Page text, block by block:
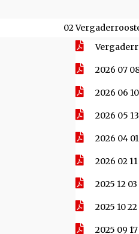
02
2026 07
2026 06
2026 05
2026 04
2026 02
2025 12
2025 10
2025 09